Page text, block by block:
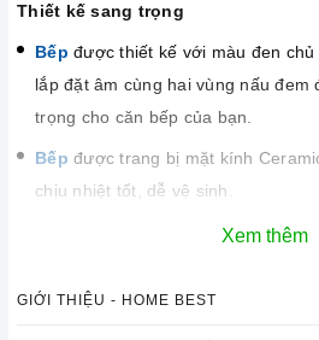
Thiết kế sang trọng
Bếp được thiết kế với màu đen
lắp đặt âm cùng hai vùng nấu đem
trọng cho căn bếp của bạn.
Bếp được trang bị mặt kính
chịu nhiệt tốt, dễ vệ sinh.
Xem thêm
GIỚI THIỆU - HOME BEST